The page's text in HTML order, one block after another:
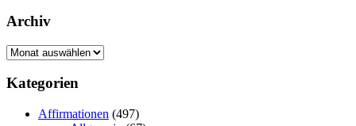
Archiv
Archiv
Kategorien
Affirmationen (497)